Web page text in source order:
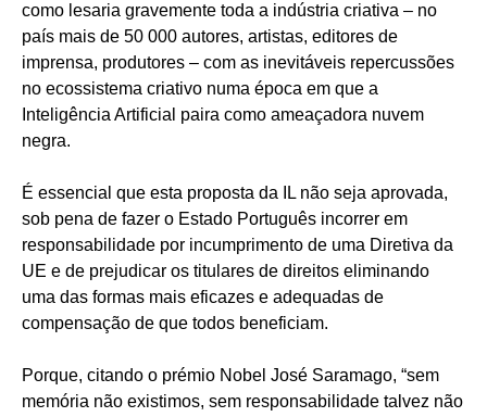
como lesaria gravemente toda a indústria criativa – no
país mais de 50 000 autores, artistas, editores de
imprensa, produtores – com as inevitáveis repercussões
no ecossistema criativo numa época em que a
Inteligência Artificial paira como ameaçadora nuvem
negra.
É essencial que esta proposta da IL não seja aprovada,
sob pena de fazer o Estado Português incorrer em
responsabilidade por incumprimento de uma Diretiva da
UE e de prejudicar os titulares de direitos eliminando
uma das formas mais eficazes e adequadas de
compensação de que todos beneficiam.
Porque, citando o prémio Nobel José Saramago, “sem
memória não existimos, sem responsabilidade talvez não